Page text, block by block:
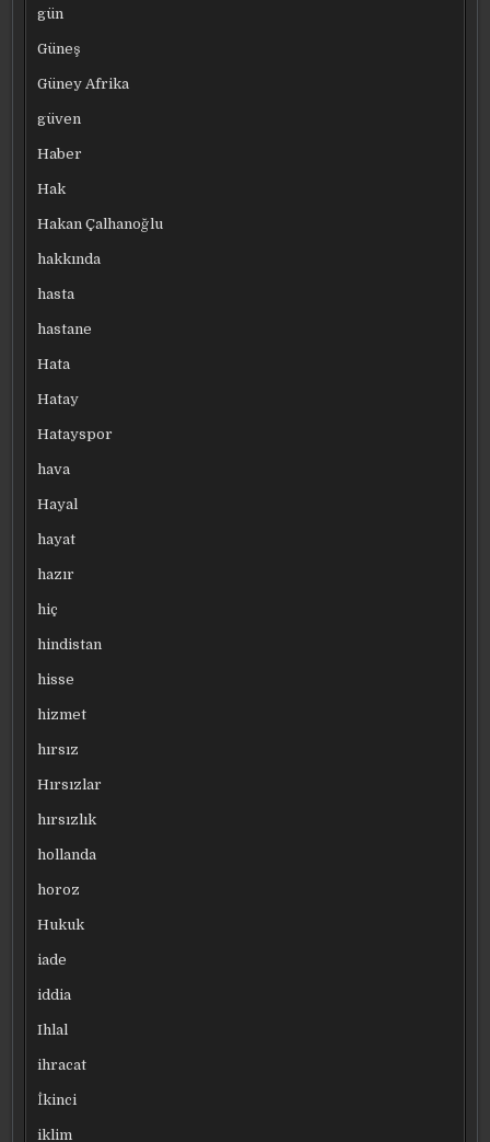
gün
Güneş
Güney Afrika
güven
Haber
Hak
Hakan Çalhanoğlu
hakkında
hasta
hastane
Hata
Hatay
Hatayspor
hava
Hayal
hayat
hazır
hiç
hindistan
hisse
hizmet
hırsız
Hırsızlar
hırsızlık
hollanda
horoz
Hukuk
iade
iddia
Ihlal
ihracat
İkinci
iklim